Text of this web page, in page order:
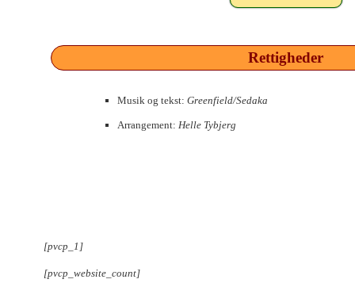
Rettigheder
Musik og tekst: Greenfield/Sedaka
Arrangement: Helle Tybjerg
[pvcp_1]
[pvcp_website_count]